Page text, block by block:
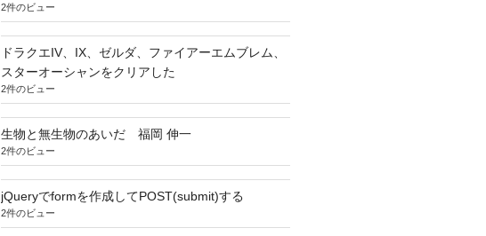
2件のビュー
ドラクエIV、IX、ゼルダ、ファイアーエムブレム、
スターオーシャンをクリアした
2件のビュー
生物と無生物のあいだ 福岡 伸一
2件のビュー
jQueryでformを作成してPOST(submit)する
2件のビュー